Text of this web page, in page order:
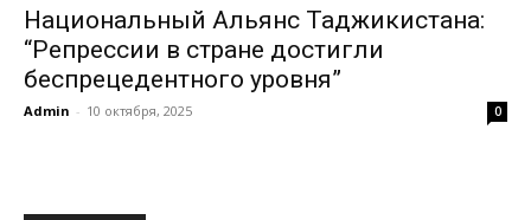
Национальный Альянс Таджикистана:
“Репрессии в стране достигли
беспрецедентного уровня”
Admin - 10 октября, 2025 0